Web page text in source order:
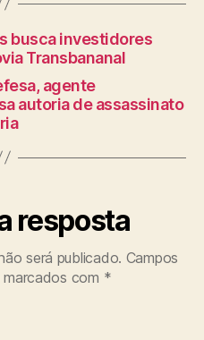
busca investidores
Transbananal
agente
autoria de assassinato
resposta
será publicado. Campos
com *